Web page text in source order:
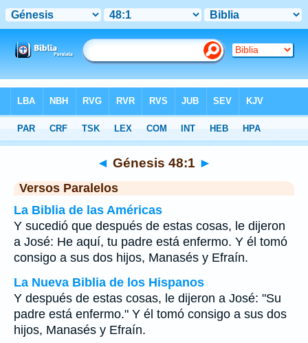
>Génesis Capítulo 48 > Verso 1
◄ Génesis 48:1 ►
Versos Paralelos
La Biblia de las Américas
Y sucedió que después de estas cosas, le dijeron
a José: He aquí, tu padre está enfermo. Y él tomó
consigo a sus dos hijos, Manasés y Efraín.
La Nueva Biblia de los Hispanos
Y después de estas cosas, le dijeron a José: "Su
padre está enfermo." Y él tomó consigo a sus dos
hijos, Manasés y Efraín.